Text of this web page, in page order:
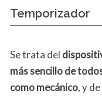
Temporizador
Se trata del
más sencillo de
como mecánico, y